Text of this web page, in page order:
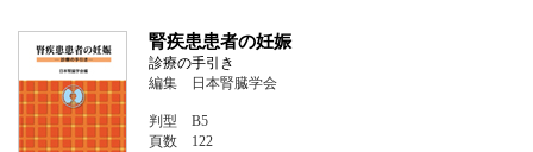
腎疾患患者の妊娠
診療の手引き
編集 日本腎臓学会
判型 B5
頁数 122